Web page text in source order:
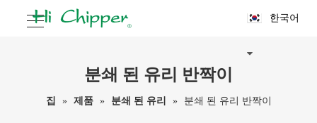
한국어
분쇄 된 유리 반짝이
집 » 제품 » 분쇄 된 유리 » 분쇄 된 유리 반짝이